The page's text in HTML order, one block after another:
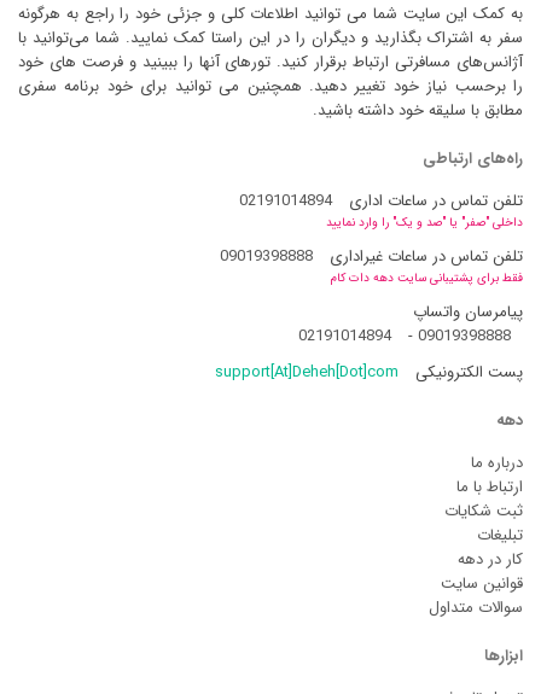
به کمک این سایت شما می توانید اطلاعات کلی و جزئی خود را راجع به هرگونه
سفر به اشتراک بگذارید و دیگران را در این راستا کمک نمایید. شما می‌توانید با
آژانس‌های مسافرتی ارتباط برقرار کنید. تورهای آنها را ببینید و فرصت های خود
را برحسب نیاز خود تغییر دهید. همچنین می توانید برای خود برنامه سفری
مطابق با سلیقه خود داشته باشید.
راه‌های ارتباطی
تلفن تماس در ساعات اداری
02191014894
داخلی "صفر" یا "صد و یک" را وارد نمایید
تلفن تماس در ساعات غیراداری 09019398888
فقط برای پشتیبانی سایت دهه دات کام
پیامرسان واتساپ
09019398888
-
02191014894
پست الکترونیکی
support[At]Deheh[Dot]com
دهه
درباره ما
ارتباط با ما
ثبت شکایات
تبلیغات
کار در دهه
قوانین سایت
سوالات متداول
ابزارها